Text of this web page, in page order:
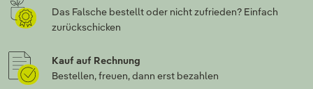
Das Falsche bestellt oder nicht zufrieden? Einfach
zurückschicken
Kauf auf Rechnung
Bestellen, freuen, dann erst bezahlen